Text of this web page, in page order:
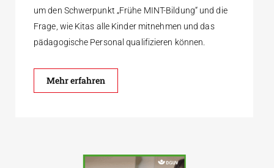
um den Schwerpunkt „Frühe MINT-Bildung“ und die
Frage, wie Kitas alle Kinder mitnehmen und das
pädagogische Personal qualifizieren können.
Mehr erfahren